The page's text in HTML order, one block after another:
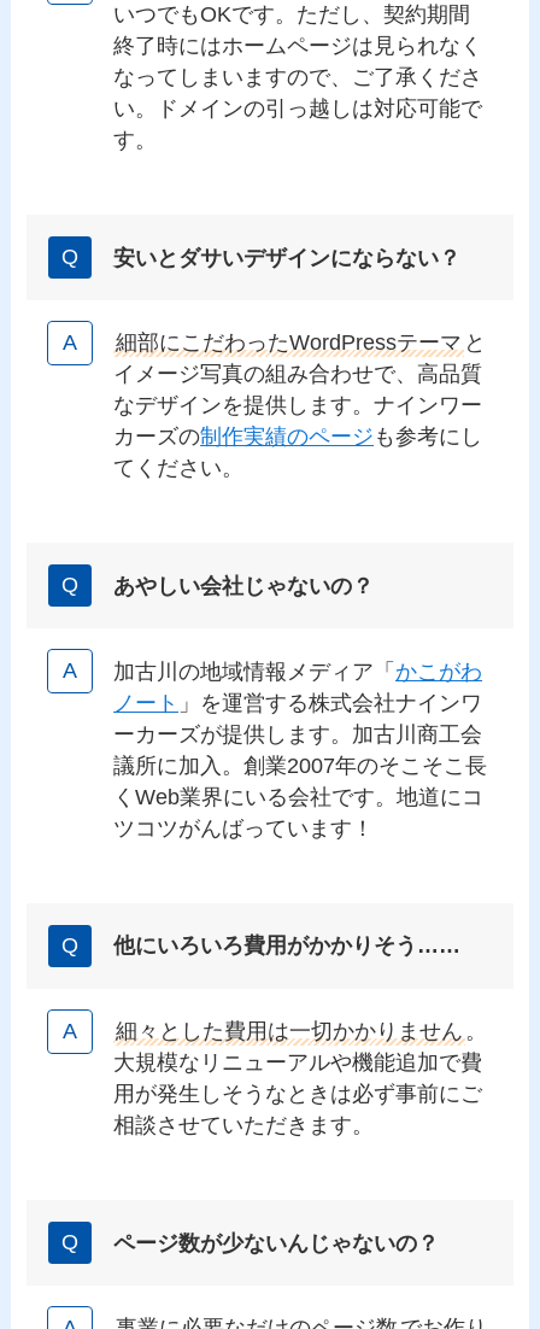
いつでもOKです。ただし、契約期間
終了時にはホームページは見られなく
なってしまいますので、ご了承くださ
い。ドメインの引っ越しは対応可能で
す。
安いとダサいデザインにならない？
細部にこだわったWordPressテーマ と
イメージ写真の組み合わせで、高品質
なデザインを提供します。ナインワー
カーズの制作実績のページ も参考にし
てください。
あやしい会社じゃないの？
加古川の地域情報メディア「かこがわ
ノート 」を運営する株式会社ナインワ
ーカーズが提供します。加古川商工会
議所に加入。創業2007年のそこそこ長
くWeb業界にいる会社です。地道にコ
ツコツがんばっています！
他にいろいろ費用がかかりそう……
細々とした費用は一切かかりません 。
大規模なリニューアルや機能追加で費
用が発生しそうなときは必ず事前にご
相談させていただきます。
ページ数が少ないんじゃないの？